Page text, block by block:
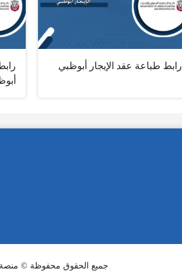
رابط طباعة عقد الإيجار أبوظبي
جميع الحقوق محفوظة © منصة